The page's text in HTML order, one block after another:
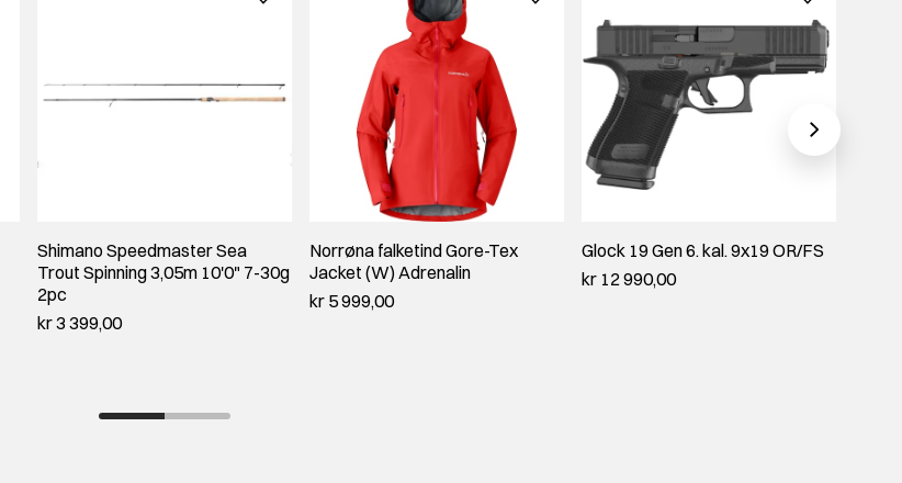
Shimano Speedmaster Sea
Trout Spinning 3,05m 10'0" 7-30g
2pc
kr 3 399,00
Norrøna falketind Gore-Tex
Jacket (W) Adrenalin
kr 5 999,00
Glock 19 Gen 6. kal. 9x19 OR/FS
kr 12 990,00